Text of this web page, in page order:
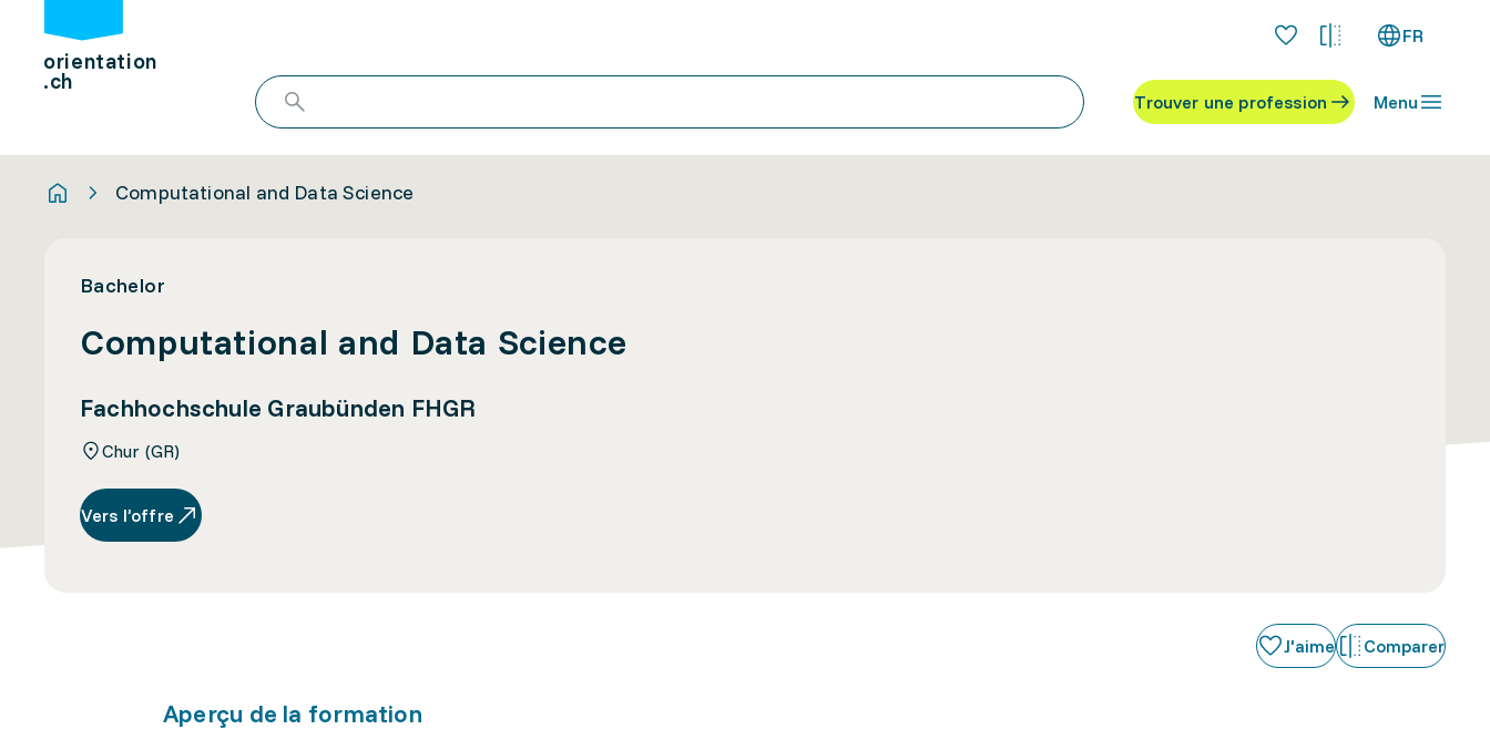
orientation
.ch
FR
Trouver une profession Menu
Computational and Data Science
Bachelor
Computational and Data Science
Fachhochschule Graubünden FHGR
Chur (GR)
Vers l’offre
J'aime Comparer
Aperçu de la formation